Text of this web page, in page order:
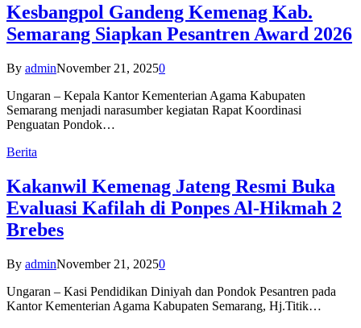
Kesbangpol Gandeng Kemenag Kab.
Semarang Siapkan Pesantren Award 2026
By adminNovember 21, 20250
Ungaran – Kepala Kantor Kementerian Agama Kabupaten
Semarang menjadi narasumber kegiatan Rapat Koordinasi
Penguatan Pondok…
Berita
Kakanwil Kemenag Jateng Resmi Buka
Evaluasi Kafilah di Ponpes Al-Hikmah 2
Brebes
By adminNovember 21, 20250
Ungaran – Kasi Pendidikan Diniyah dan Pondok Pesantren pada
Kantor Kementerian Agama Kabupaten Semarang, Hj.Titik…